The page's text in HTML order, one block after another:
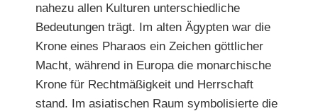
nahezu allen Kulturen unterschiedliche
Bedeutungen trägt. Im alten Ägypten war die
Krone eines Pharaos ein Zeichen göttlicher
Macht, während in Europa die monarchische
Krone für Rechtmäßigkeit und Herrschaft
stand. Im asiatischen Raum symbolisierte die